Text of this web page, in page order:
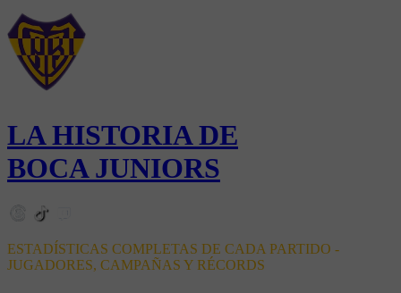
LA HISTORIA DE
BOCA JUNIORS
ESTADÍSTICAS COMPLETAS DE CADA PARTIDO -
JUGADORES, CAMPAÑAS Y RÉCORDS